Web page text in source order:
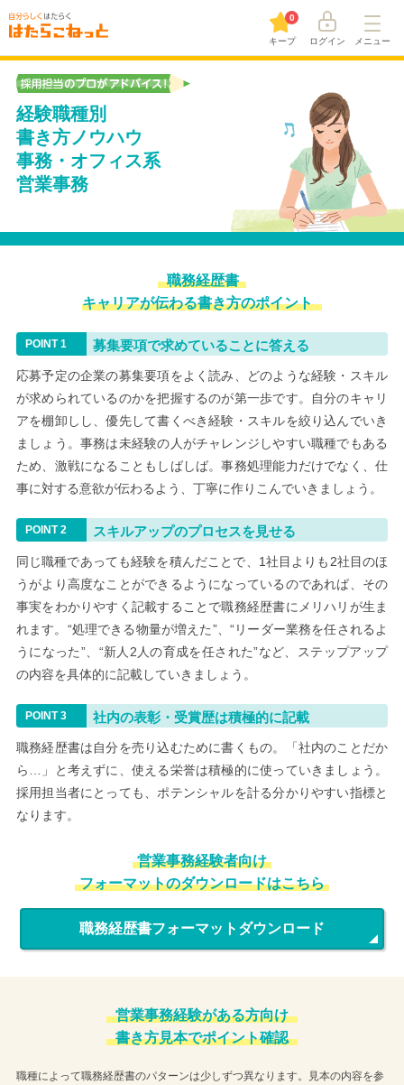
キープ
0
ログイン メニュー
経験職種別
書き方ノウハウ
事務・オフィス系
営業事務
職務経歴書
キャリアが伝わる書き方のポイント
募集要項で求めていることに答える
応募予定の企業の募集要項をよく読み、どのような経験・スキル
が求められているのかを把握するのが第一歩です。自分のキャリ
アを棚卸しし、優先して書くべき経験・スキルを絞り込んでいき
ましょう。事務は未経験の人がチャレンジしやすい職種でもある
ため、激戦になることもしばしば。事務処理能力だけでなく、仕
事に対する意欲が伝わるよう、丁寧に作りこんでいきましょう。
スキルアップのプロセスを見せる
同じ職種であっても経験を積んだことで、1社目よりも2社目のほ
うがより高度なことができるようになっているのであれば、その
事実をわかりやすく記載することで職務経歴書にメリハリが生ま
れます。“処理できる物量が増えた”、“リーダー業務を任されるよ
うになった”、“新人2人の育成を任された”など、ステップアップ
の内容を具体的に記載していきましょう。
社内の表彰・受賞歴は積極的に記載
職務経歴書は自分を売り込むために書くもの。「社内のことだか
ら…」と考えずに、使える栄誉は積極的に使っていきましょう。
採用担当者にとっても、ポテンシャルを計る分かりやすい指標と
なります。
営業事務経験者向け
フォーマットのダウンロードはこちら
職務経歴書フォーマットダウンロード
営業事務経験がある方向け
書き方見本でポイント確認
職種によって職務経歴書のパターンは少しずつ異なります。見本の内容を参